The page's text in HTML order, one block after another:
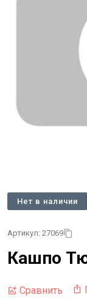
Нет в наличии
Артикул: 27069
Кашпо
Сравнить